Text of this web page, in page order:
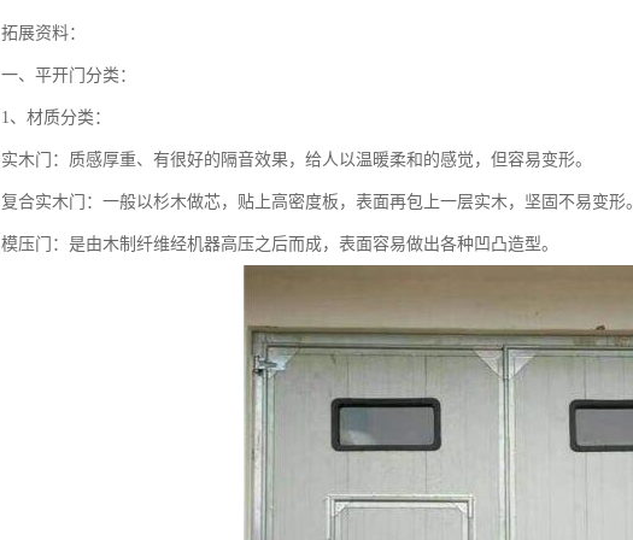
拓展资料：
一、平开门分类：
1、材质分类：
实木门：质感厚重、有很好的隔音效果，给人以温暖柔和的感觉，但容易变形。
复合实木门：一般以杉木做芯，贴上高密度板，表面再包上一层实木，坚固不易变形
模压门：是由木制纤维经机器高压之后而成，表面容易做出各种凹凸造型。